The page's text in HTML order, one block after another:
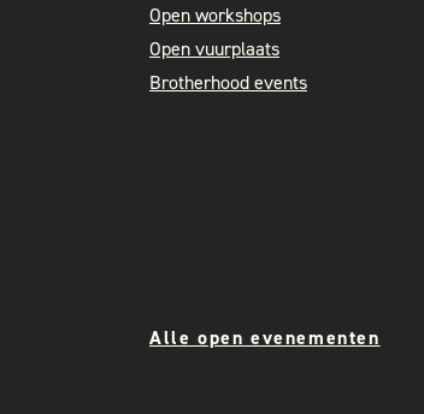
Open workshops
Open vuurplaats
Brotherhood events
Alle open evenementen